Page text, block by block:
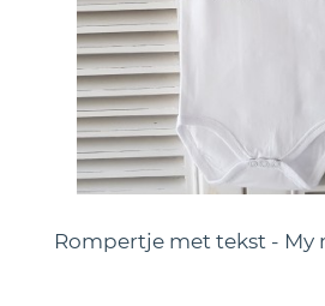
Rompertje met tekst - My